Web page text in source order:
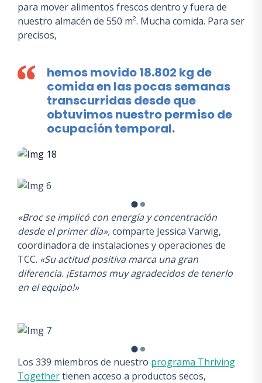
para mover alimentos frescos dentro y fuera de
nuestro almacén de 550 m². Mucha comida. Para ser
precisos,
hemos movido 18.802 kg de
comida en las pocas semanas
transcurridas desde que
obtuvimos nuestro permiso de
ocupación temporal.
«Broc se implicó con energía y concentración
desde el primer día»,comparte Jessica Varwig,
coordinadora de instalaciones y operaciones de
TCC. «Su actitud positiva marca una gran
diferencia. ¡Estamos muy agradecidos de tenerlo
en el equipo!»
Los 339 miembros de nuestro programa Thriving
Togethertienen acceso a productos secos,